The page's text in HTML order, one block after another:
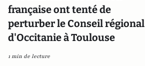
française ont tenté de
perturber le Conseil régional
d'Occitanie à Toulouse
1 min de lecture